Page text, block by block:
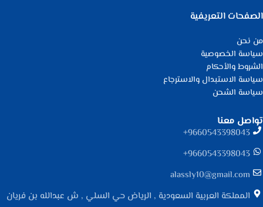
الصفحات التعريفية
من نحن
سياسة الخصوصية
الشروط والأحكام
سياسة الاستبدال والاسترجاع
سياسة الشحن
تواصل معنا
9660543398043⁩+
9660543398043⁩+
alassly10@gmail.com
المملكة العربية السعودية , الرياض حي السلي , ش عبدالله بن فريان